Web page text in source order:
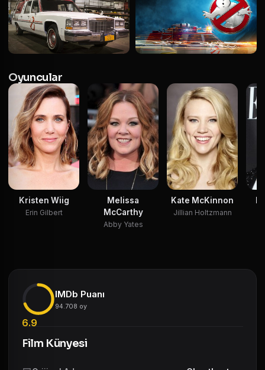
Oyuncular
Kristen Wiig
Erin Gilbert
Melissa
McCarthy
Abby Yates
Kate McKinnon
Jillian Holtzmann
6.9
IMDb Puanı
94.708 oy
Film Künyesi